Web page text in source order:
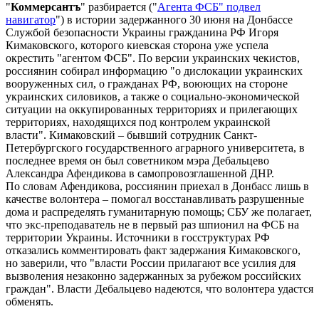
"Коммерсантъ" разбирается ("Агента ФСБ" подвел
навигатор") в истории задержанного 30 июня на Донбассе
Службой безопасности Украины гражданина РФ Игоря
Кимаковского, которого киевская сторона уже успела
окрестить "агентом ФСБ". По версии украинских чекистов,
россиянин собирал информацию "о дислокации украинских
вооруженных сил, о гражданах РФ, воюющих на стороне
украинских силовиков, а также о социально-экономической
ситуации на оккупированных территориях и прилегающих
территориях, находящихся под контролем украинской
власти". Кимаковский – бывший сотрудник Санкт-
Петербургского государственного аграрного университета, в
последнее время он был советником мэра Дебальцево
Александра Афендикова в самопровозглашенной ДНР.
По словам Афендикова, россиянин приехал в Донбасс лишь в
качестве волонтера – помогал восстанавливать разрушенные
дома и распределять гуманитарную помощь; СБУ же полагает,
что экс-преподаватель не в первый раз шпионил на ФСБ на
территории Украины. Источники в госструктурах РФ
отказались комментировать факт задержания Кимаковского,
но заверили, что "власти России прилагают все усилия для
вызволения незаконно задержанных за рубежом российских
граждан". Власти Дебальцево надеются, что волонтера удастся
обменять.